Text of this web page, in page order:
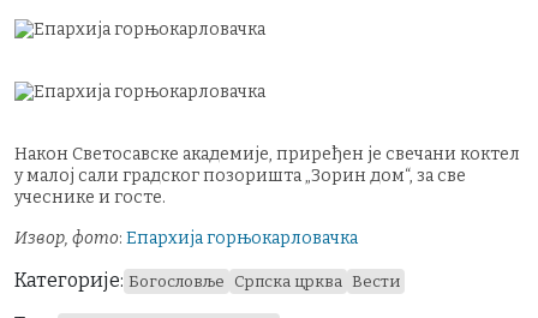
Након Светосавске академије, приређен је свечани коктел
у малој сали градског позоришта „Зорин дом“, за све
учеснике и госте.
Извор, фото: Епархија горњокарловачка
Категорије: Богословље Српска црква Вести